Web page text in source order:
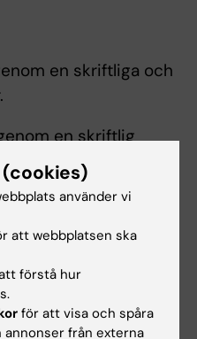
en skriftliga och
en skriftlig
100% rätta svar för
kurs krävs att
i respektive
i
sätts av examinator.
del kan
om
använder vi
att webbplatsen ska
förstå hur
för att visa och spåra
annonser från externa